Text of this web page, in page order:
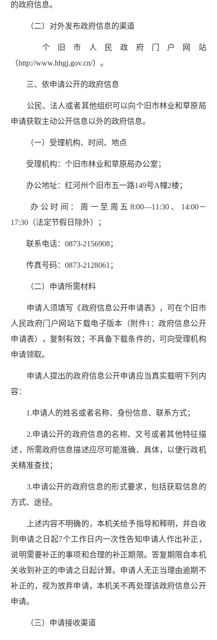
的政府信息。
（二）对外发布政府信息的渠道
个旧市人民政府门户网站
（http://www.hhgj.gov.cn/）。
三、依申请公开的政府信息
公民、法人或者其他组织可以向个旧市林业和草原局
申请获取主动公开信息以外的政府信息。
（一）受理机构、时间、地点
受理机构：个旧市林业和草原局办公室；
办公地址：红河州个旧市五一路149号A幢2楼；
办公时间：周一至周五8:00—11:30、14:00－
17:30（法定节假日除外）；
联系电话：0873-2156908；
传真号码：0873-2128061；
（二）申请所需材料
申请人须填写《政府信息公开申请表》，可在个旧市
人民政府门户网站下载电子版本（附件1：政府信息公开
申请表），复制有效；不具备下载条件的，可向受理机构
申请领取。
申请人提出的政府信息公开申请应当真实载明下列内
容：
1.申请人的姓名或者名称、身份信息、联系方式；
2.申请公开的政府信息的名称、文号或者其他特征描
述，所需政府信息描述应尽可能准确、具体，以便行政机
关精准查找；
3.申请公开的政府信息的形式要求，包括获取信息的
方式、途径。
上述内容不明确的，本机关给予指导和释明，并自收
到申请之日起7个工作日内一次性告知申请人作出补正，
说明需要补正的事项和合理的补正期限。答复期限自本机
关收到补正的申请之日起计算。申请人无正当理由逾期不
补正的，视为放弃申请，本机关不再处理该政府信息公开
申请。
（三）申请接收渠道